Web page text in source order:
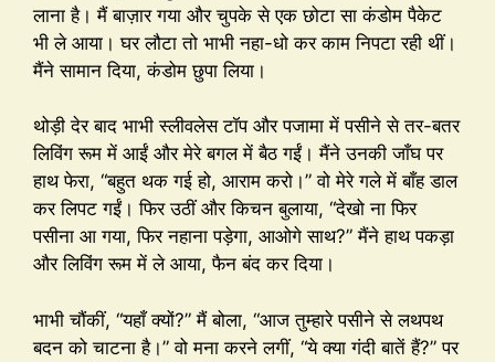
लाना है। मैं बाज़ार गया और चुपके से एक छोटा सा कंडोम पैकेट
भी ले आया। घर लौटा तो भाभी नहा-धो कर काम निपटा रही थीं।
मैंने सामान दिया, कंडोम छुपा लिया।
थोड़ी देर बाद भाभी स्लीवलेस टॉप और पजामा में पसीने से तर-बतर
लिविंग रूम में आईं और मेरे बगल में बैठ गईं। मैंने उनकी जाँघ पर
हाथ फेरा, “बहुत थक गई हो, आराम करो।” वो मेरे गले में बाँह डाल
कर लिपट गईं। फिर उठीं और किचन बुलाया, “देखो ना फिर
पसीना आ गया, फिर नहाना पड़ेगा, आओगे साथ?” मैंने हाथ पकड़ा
और लिविंग रूम में ले आया, फैन बंद कर दिया।
भाभी चौंकीं, “यहाँ क्यों?” मैं बोला, “आज तुम्हारे पसीने से लथपथ
बदन को चाटना है।” वो मना करने लगीं, “ये क्या गंदी बातें हैं?” पर